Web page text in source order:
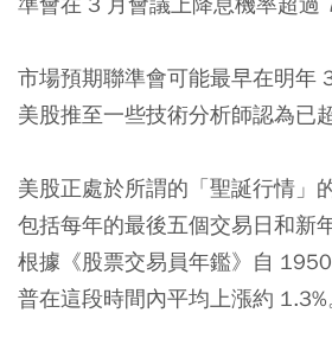
市場預期聯準會可能最早在明年
美股推至一些技術分析師認為已
美股正處於所謂的「聖誕行情」
包括每年的最後五個交易日和新
根據《股票交易員年鑑》自
普在這段時間內平均上漲約 1.3%